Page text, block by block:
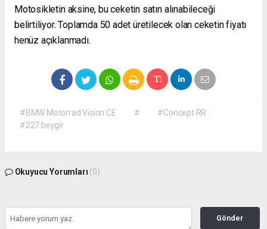
Motosikletin aksine, bu ceketin satın alınabileceği
belirtiliyor. Toplamda 50 adet üretilecek olan ceketin fiyatı
henüz açıklanmadı.
#BMW Motorrad Vision CE #
#Concept RR
#227 beygir
Okuyucu Yorumları (0)
Gönder